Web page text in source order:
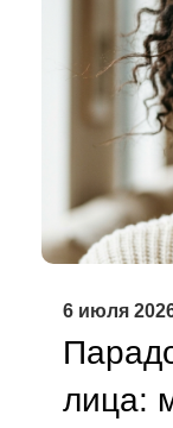
6 июля
лица: